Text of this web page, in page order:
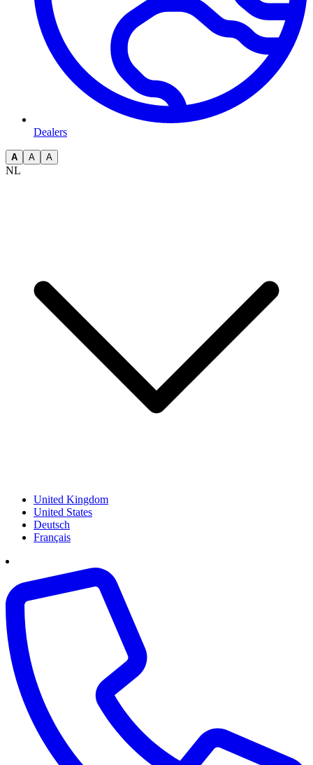
Dealers
A A A
NL
United Kingdom
United States
Deutsch
Français